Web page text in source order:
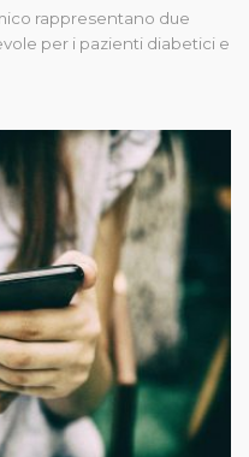
rappresentano due
per i pazienti diabetici e